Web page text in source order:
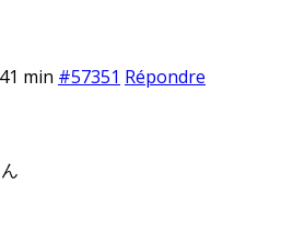
min #57351 Répondre